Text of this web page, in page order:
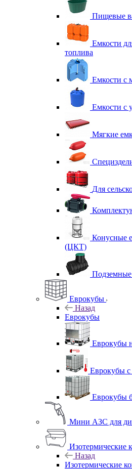
Пищевые
Емкости
топлива
Емкости с
Емкости с
Мягкие
Для
Конусные
(ЦКТ)
Подземные
Еврокубы
Назад
Еврокубы
Еврокубы
Еврокубы с
Еврокубы
Мини АЗС для
Изотермические
Назад
Изотермические